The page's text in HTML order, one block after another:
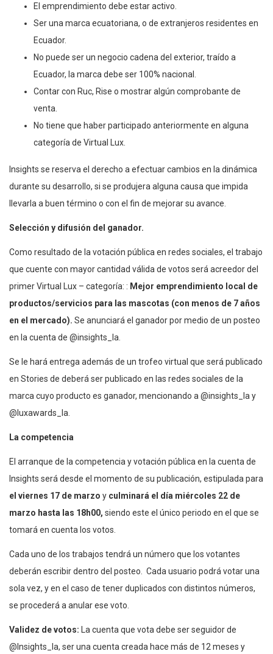
El emprendimiento debe estar activo.
Ser una marca ecuatoriana, o de extranjeros residentes en
Ecuador.
No puede ser un negocio cadena del exterior, traído a
Ecuador, la marca debe ser 100% nacional.
Contar con Ruc, Rise o mostrar algún comprobante de
venta.
No tiene que haber participado anteriormente en alguna
categoría de Virtual Lux.
Insights se reserva el derecho a efectuar cambios en la dinámica
durante su desarrollo, si se produjera alguna causa que impida
llevarla a buen término o con el fin de mejorar su avance.
Selección y difusión del ganador.
Como resultado de la votación pública en redes sociales, el trabajo
que cuente con mayor cantidad válida de votos será acreedor del
primer Virtual Lux – categoría: : Mejor emprendimiento local de
productos/servicios para las mascotas (con menos de 7 años
en el mercado). Se anunciará el ganador por medio de un posteo
en la cuenta de @insights_la.
Se le hará entrega además de un trofeo virtual que será publicado
en Stories de deberá ser publicado en las redes sociales de la
marca cuyo producto es ganador, mencionando a @insights_la y
@luxawards_la.
La competencia
El arranque de la competencia y votación pública en la cuenta de
Insights será desde el momento de su publicación, estipulada para
el viernes 17 de marzo y culminará el día miércoles 22 de
marzo hasta las 18h00, siendo este el único periodo en el que se
tomará en cuenta los votos.
Cada uno de los trabajos tendrá un número que los votantes
deberán escribir dentro del posteo. Cada usuario podrá votar una
sola vez, y en el caso de tener duplicados con distintos números,
se procederá a anular ese voto.
Validez de votos: La cuenta que vota debe ser seguidor de
@Insights_la, ser una cuenta creada hace más de 12 meses y